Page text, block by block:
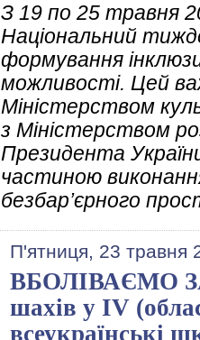
З 19 по 25 травня
Національний
формування
можливості. Цей
Міністерством
з Міністерством
Президента
частиною
безбар’єрного
П'ятниця, 23 травня
ВБОЛІВАЄМО
шахів у ІV
всеукраїнські